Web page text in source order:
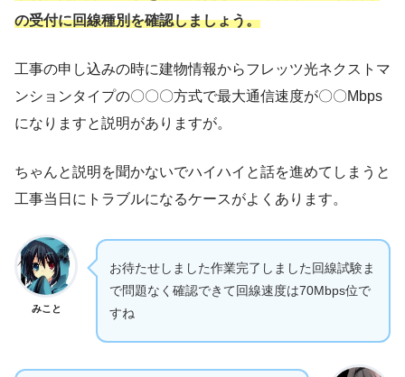
の受付に回線種別を確認しましょう。
工事の申し込みの時に建物情報からフレッツ光ネクストマ
ンションタイプの〇〇〇方式で最大通信速度が〇〇Mbps
になりますと説明がありますが。
ちゃんと説明を聞かないでハイハイと話を進めてしまうと
工事当日にトラブルになるケースがよくあります。
みこと
お待たせしました作業完了しました回線試験ま
で問題なく確認できて回線速度は70Mbps位で
すね